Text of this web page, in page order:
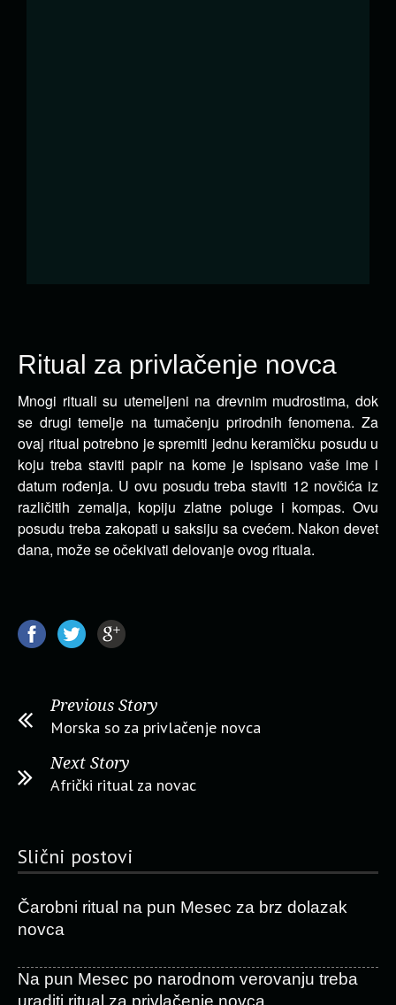
Ritual za privlačenje novca
Mnogi rituali su utemeljeni na drevnim mudrostima, dok
se drugi temelje na tumačenju prirodnih fenomena. Za
ovaj ritual potrebno je spremiti jednu keramičku posudu u
koju treba staviti papir na kome je ispisano vaše ime i
datum rođenja. U ovu posudu treba staviti 12 novčića iz
različitih zemalja, kopiju zlatne poluge i kompas. Ovu
posudu treba zakopati u saksiju sa cvećem. Nakon devet
dana, može se očekivati delovanje ovog rituala.
Previous Story
Morska so za privlačenje novca
Next Story
Afrički ritual za novac
Slični postovi
Čarobni ritual na pun Mesec za brz dolazak
novca
Na pun Mesec po narodnom verovanju treba
uraditi ritual za privlačenje novca